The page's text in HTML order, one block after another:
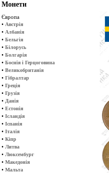
Монети
Європа
• Австрія
• Албанія
• Бельгія
• Білорусь
• Болгарія
• Боснія і Герцоговина
• Великобританія
• Гібралтар
• Греція
• Грузія
• Данія
• Естонія
• Ісландія
• Іспанія
• Італія
• Кіпр
• Литва
• Люксембург
• Македонія
• Мальта